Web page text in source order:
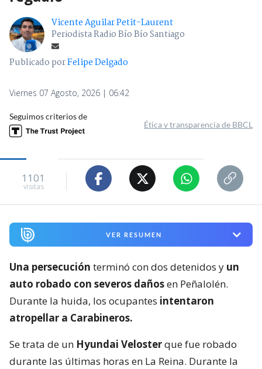
Vicente Aguilar Petit-Laurent
Periodista Radio Bío Bío Santiago
Publicado porFelipe Delgado
Viernes 07 Agosto, 2026 | 06:42
Seguimos criterios de
Ética y transparencia de BBCL
1101
visitas
VER RESUMEN
Una persecución terminó con dos detenidos y un
auto robado con severos dañosen Peñalolén.
Durante la huida, los ocupantes intentaron
atropellar a Carabineros.
Se trata de un Hyundai Velosterque fue robado
durante las últimas horas en La Reina. Durante la